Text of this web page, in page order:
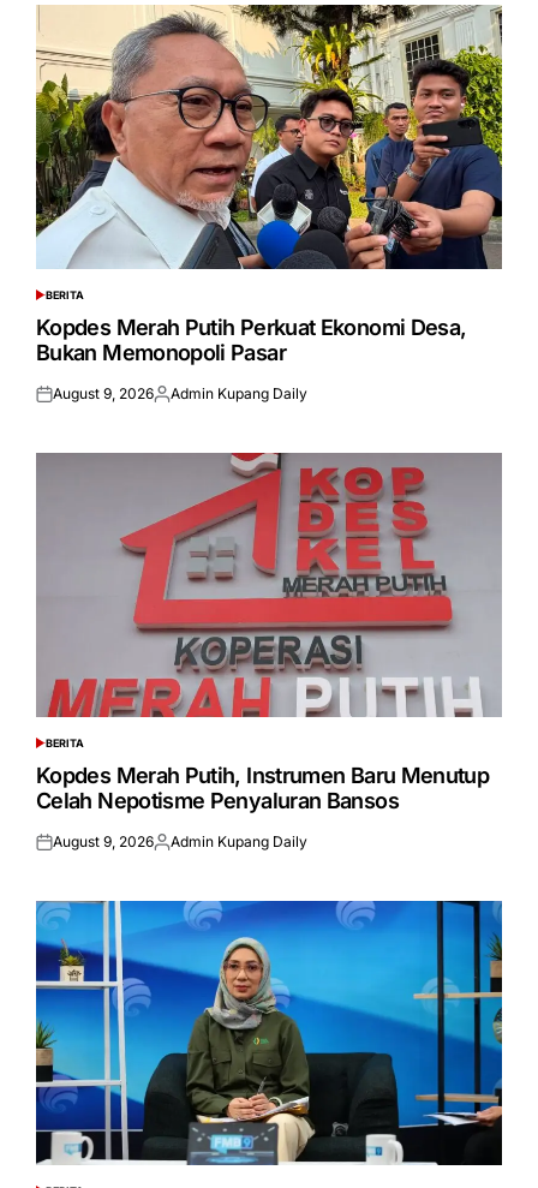
POSTED
IN
BERITA
Kopdes Merah Putih Perkuat Ekonomi Desa,
Bukan Memonopoli Pasar
Posted
August 9, 2026Posted
Admin Kupang Daily
POSTED
IN
BERITA
Kopdes Merah Putih, Instrumen Baru Menutup
Celah Nepotisme Penyaluran Bansos
Posted
August 9, 2026Posted
Admin Kupang Daily